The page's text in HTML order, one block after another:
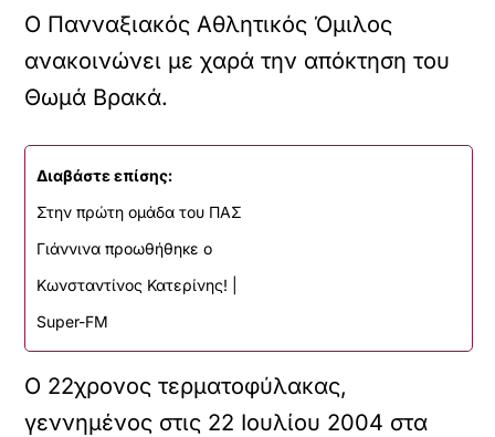
Ο Πανναξιακός Αθλητικός Όμιλος
ανακοινώνει με χαρά την απόκτηση του
Θωμά Βρακά.
Διαβάστε επίσης:
Στην πρώτη ομάδα του ΠΑΣ
Γιάννινα προωθήθηκε ο
Κωνσταντίνος Κατερίνης! |
Super-FM
Ο 22χρονος τερματοφύλακας,
γεννημένος στις 22 Ιουλίου 2004 στα